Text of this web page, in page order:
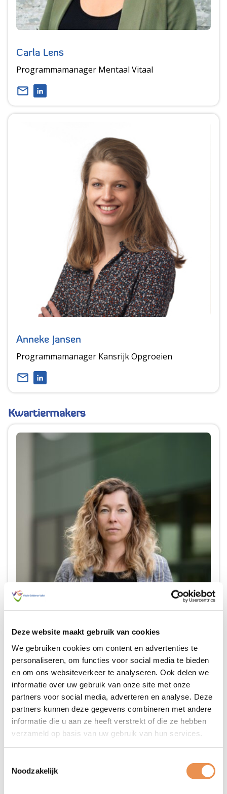
Deze website maakt gebruik van cookies
We gebruiken cookies om content en advertenties te
personaliseren, om functies voor social media te bieden
en om ons websiteverkeer te analyseren. Ook delen we
informatie over uw gebruik van onze site met onze
partners voor social media, adverteren en analyse. Deze
partners kunnen deze gegevens combineren met andere
informatie die u aan ze heeft verstrekt of die ze hebben
verzameld op basis van uw gebruik van hun services.
Noodzakelijk
Carla Lens
Programmamanager Mentaal Vitaal
Anneke Jansen
Programmamanager Kansrijk Opgroeien
Kwartiermakers
Natália Vermeulen
Kwartiermaker Inwonersparticipatie